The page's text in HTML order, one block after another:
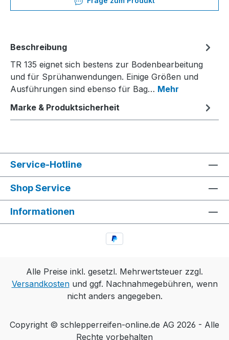
Beschreibung
TR 135 eignet sich bestens zur Bodenbearbeitung
und für Sprühanwendungen. Einige Größen und
Ausführungen sind ebenso für Bag… Mehr
Marke & Produktsicherheit
Service-Hotline
Shop Service
Informationen
Alle Preise inkl. gesetzl. Mehrwertsteuer zzgl.
Versandkostenund ggf. Nachnahmegebühren, wenn
nicht anders angegeben.
Copyright © schlepperreifen-online.de AG 2026 - Alle
Rechte vorbehalten